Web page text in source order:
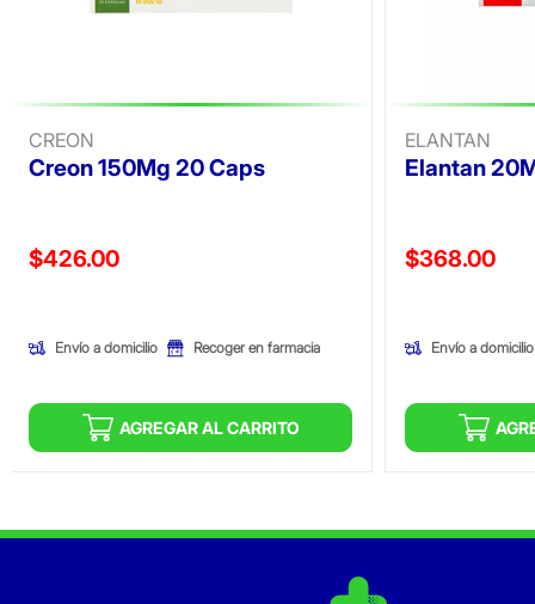
CREON
Creon 150Mg 20 Caps
Precio reducido de
$426.00
Envío a domicilio Recoger en farmacia
AGREGAR AL CARRITO
ELANTAN
Elantan
Precio
$368.00
Envío a domicilio